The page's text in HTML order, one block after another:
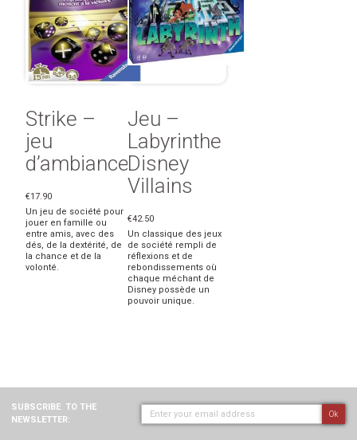
Strike –
jeu
d’ambiance
€17.90
Un jeu de société pour
jouer en famille ou
entre amis, avec des
dés, de la dextérité, de
la chance et de la
volonté.
Jeu –
Labyrinthe
Disney
Villains
€42.50
Un classique des jeux
de société rempli de
réflexions et de
rebondissements où
chaque méchant de
Disney possède un
pouvoir unique.
SUBSCRIBE TO THE
NEWSLETTER:
Ok